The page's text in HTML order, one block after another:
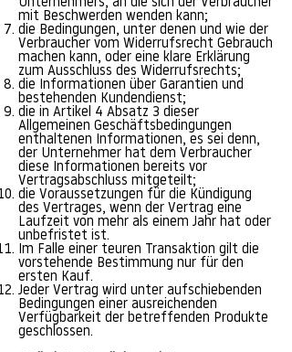
Unternehmers, an die sich der Verbraucher
mit Beschwerden wenden kann;
die Bedingungen, unter denen und wie der
Verbraucher vom Widerrufsrecht Gebrauch
machen kann, oder eine klare Erklärung
zum Ausschluss des Widerrufsrechts;
die Informationen über Garantien und
bestehenden Kundendienst;
die in Artikel 4 Absatz 3 dieser
Allgemeinen Geschäftsbedingungen
enthaltenen Informationen, es sei denn,
der Unternehmer hat dem Verbraucher
diese Informationen bereits vor
Vertragsabschluss mitgeteilt;
die Voraussetzungen für die Kündigung
des Vertrages, wenn der Vertrag eine
Laufzeit von mehr als einem Jahr hat oder
unbefristet ist.
Im Falle einer teuren Transaktion gilt die
vorstehende Bestimmung nur für den
ersten Kauf.
Jeder Vertrag wird unter aufschiebenden
Bedingungen einer ausreichenden
Verfügbarkeit der betreffenden Produkte
geschlossen.